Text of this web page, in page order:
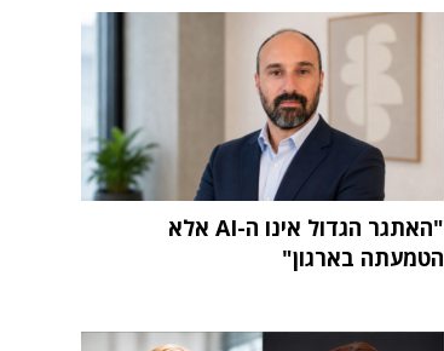
"האתגר הגדול אינו ה-AI אלא
הטמעתה בארגון"